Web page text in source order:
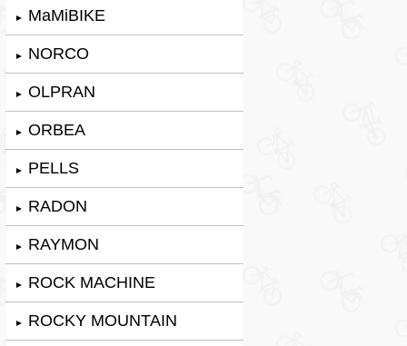
► MaMiBIKE
► NORCO
► OLPRAN
► ORBEA
► PELLS
► RADON
► RAYMON
► ROCK MACHINE
► ROCKY MOUNTAIN